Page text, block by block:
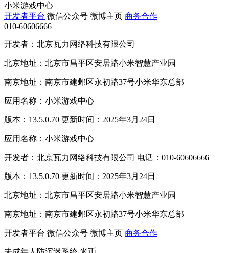
小米游戏中心
开发者平台 微信公众号 微博主页 商务合作
010-60606666
开发者：北京瓦力网络科技有限公司
北京地址：北京市昌平区安居路小米智慧产业园
南京地址：南京市建邺区永初路37号小米华东总部
应用名称：小米游戏中心
版本：13.5.0.70 更新时间：2025年3月24日
应用名称：小米游戏中心
开发者：北京瓦力网络科技有限公司 电话：010-60606666
版本：13.5.0.70 更新时间：2025年3月24日
北京地址：北京市昌平区安居路小米智慧产业园
南京地址：南京市建邺区永初路37号小米华东总部
开发者平台 微信公众号 微博主页 商务合作